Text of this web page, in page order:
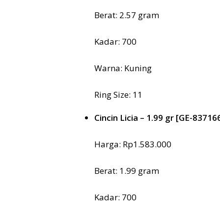
Berat: 2.57 gram
Kadar: 700
Warna: Kuning
Ring Size: 11
Cincin Licia – 1.99 gr [GE-
Harga: Rp1.583.000
Berat: 1.99 gram
Kadar: 700